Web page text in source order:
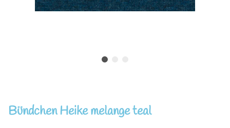
Bündchen Heike melange teal